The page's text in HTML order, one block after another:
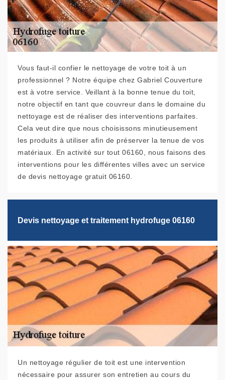
Vous faut-il confier le nettoyage de votre toit à un
professionnel ? Notre équipe chez Gabriel Couverture
est à votre service. Veillant à la bonne tenue du toit,
notre objectif en tant que couvreur dans le domaine du
nettoyage est de réaliser des interventions parfaites.
Cela veut dire que nous choisissons minutieusement
les produits à utiliser afin de préserver la tenue de vos
matériaux. En activité sur tout 06160, nous faisons des
interventions pour les différentes villes avec un service
de devis nettoyage gratuit 06160.
Devis nettoyage et traitement hydrofuge 06160
Un nettoyage régulier de toit est une intervention
nécessaire pour assurer son entretien au cours du